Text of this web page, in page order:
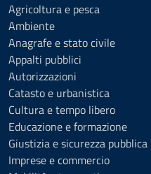
Agricoltura e pesca
Ambiente
Anagrafe e stato civile
Appalti pubblici
Autorizzazioni
Catasto e urbanistica
Cultura e tempo libero
Educazione e formazione
Giustizia e sicurezza pubblica
Imprese e commercio